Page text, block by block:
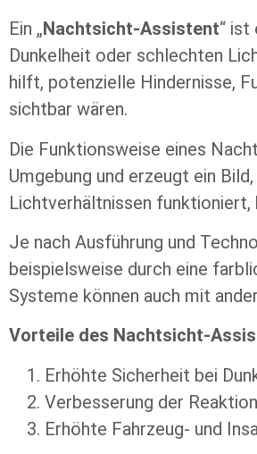
Ein „Nachtsicht-Assistent“
Dunkelheit oder schlechten
hilft, potenzielle Hindernisse,
sichtbar wären.
Die Funktionsweise eines
Umgebung und erzeugt ein
Lichtverhältnissen funktioniert,
Je nach Ausführung und
beispielsweise durch eine
Systeme können auch mit
Vorteile des Nachtsicht-
Erhöhte Sicherheit bei
Verbesserung der
Erhöhte Fahrzeug- und